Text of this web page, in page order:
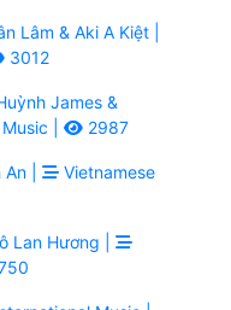
Lâm & Aki A Kiệt |
3012
James &
| 2987
|
Vietnamese
Lan Hương |